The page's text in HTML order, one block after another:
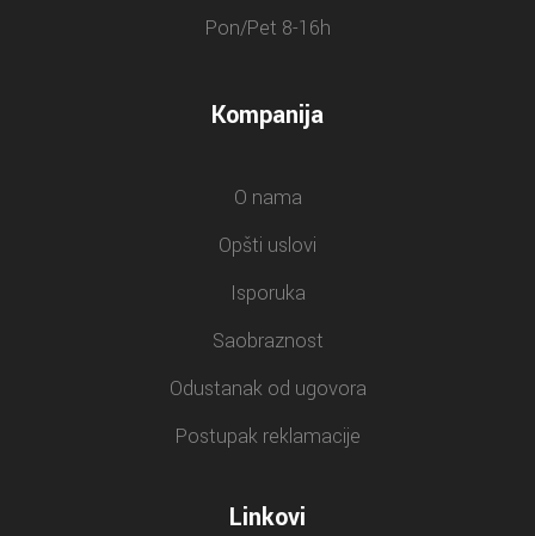
Pon/Pet 8-16h
Kompanija
O nama
Opšti uslovi
Isporuka
Saobraznost
Odustanak od ugovora
Postupak reklamacije
Linkovi